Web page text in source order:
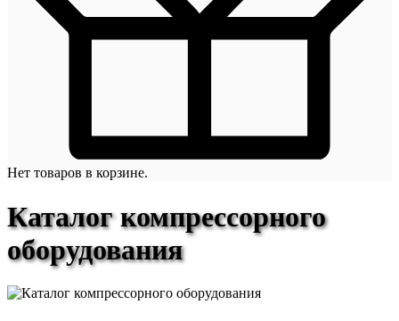
Нет товаров в корзине.
Каталог компрессорного
оборудования